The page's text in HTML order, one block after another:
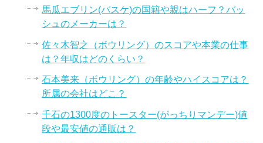
馬瓜エブリン(バスケ)の国籍や親はハーフ？バッ
シュのメーカーは？
佐々木智之（ボウリング）のスコアや本業の仕事
は？年収はどのくらい？
石本美来（ボウリング）の年齢やハイスコアは？
所属の会社はどこ？
千石の1300度のトースター(がっちりマンデー)値
段や最安値の通販は？